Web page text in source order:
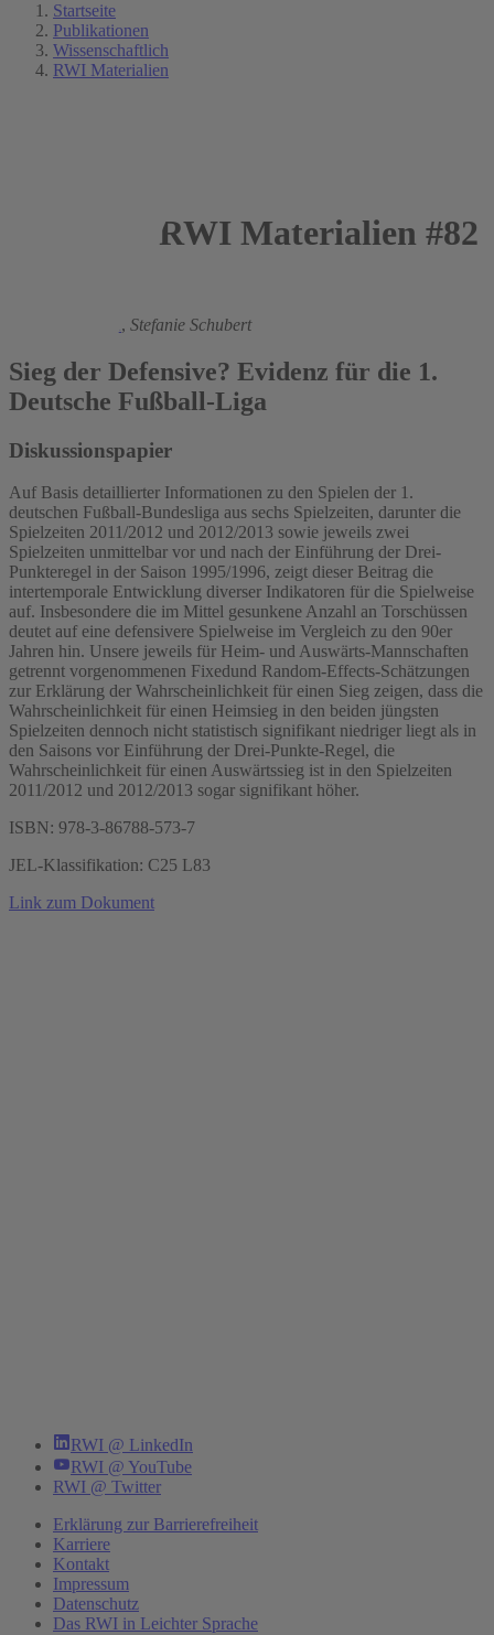
Startseite
Publikationen
Wissenschaftlich
RWI Materialien
RWI Materialien #82
, Stefanie Schubert
Sieg der Defensive? Evidenz für die 1.
Deutsche Fußball-Liga
Diskussionspapier
Auf Basis detaillierter Informationen zu den Spielen der 1.
deutschen Fußball-Bundesliga aus sechs Spielzeiten, darunter die
Spielzeiten 2011/2012 und 2012/2013 sowie jeweils zwei
Spielzeiten unmittelbar vor und nach der Einführung der Drei-
Punkteregel in der Saison 1995/1996, zeigt dieser Beitrag die
intertemporale Entwicklung diverser Indikatoren für die Spielweise
auf. Insbesondere die im Mittel gesunkene Anzahl an Torschüssen
deutet auf eine defensivere Spielweise im Vergleich zu den 90er
Jahren hin. Unsere jeweils für Heim- und Auswärts-Mannschaften
getrennt vorgenommenen Fixedund Random-Effects-Schätzungen
zur Erklärung der Wahrscheinlichkeit für einen Sieg zeigen, dass die
Wahrscheinlichkeit für einen Heimsieg in den beiden jüngsten
Spielzeiten dennoch nicht statistisch signifikant niedriger liegt als in
den Saisons vor Einführung der Drei-Punkte-Regel, die
Wahrscheinlichkeit für einen Auswärtssieg ist in den Spielzeiten
2011/2012 und 2012/2013 sogar signifikant höher.
ISBN: 978-3-86788-573-7
JEL-Klassifikation: C25 L83
Link zum Dokument
RWI @ LinkedIn
RWI @ YouTube
RWI @ Twitter
Erklärung zur Barrierefreiheit
Karriere
Kontakt
Impressum
Datenschutz
Das RWI in Leichter Sprache